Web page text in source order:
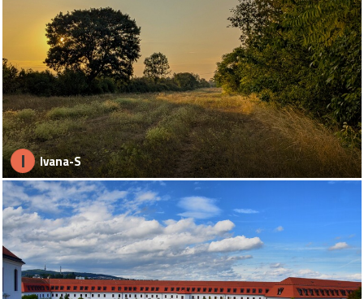
I Ivana-S